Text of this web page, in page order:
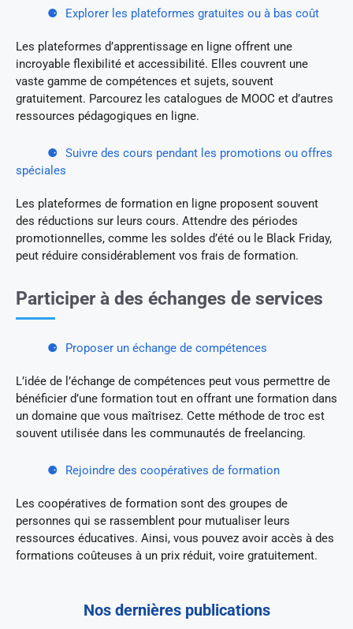
Explorer les plateformes gratuites ou à bas coût
Les plateformes d’apprentissage en ligne offrent une
incroyable flexibilité et accessibilité. Elles couvrent une
vaste gamme de compétences et sujets, souvent
gratuitement. Parcourez les catalogues de MOOC et d’autres
ressources pédagogiques en ligne.
Suivre des cours pendant les promotions ou offres
spéciales
Les plateformes de formation en ligne proposent souvent
des réductions sur leurs cours. Attendre des périodes
promotionnelles, comme les soldes d’été ou le Black Friday,
peut réduire considérablement vos frais de formation.
Participer à des échanges de services
Proposer un échange de compétences
L’idée de l’échange de compétences peut vous permettre de
bénéficier d’une formation tout en offrant une formation dans
un domaine que vous maîtrisez. Cette méthode de troc est
souvent utilisée dans les communautés de freelancing.
Rejoindre des coopératives de formation
Les coopératives de formation sont des groupes de
personnes qui se rassemblent pour mutualiser leurs
ressources éducatives. Ainsi, vous pouvez avoir accès à des
formations coûteuses à un prix réduit, voire gratuitement.
Nos dernières publications